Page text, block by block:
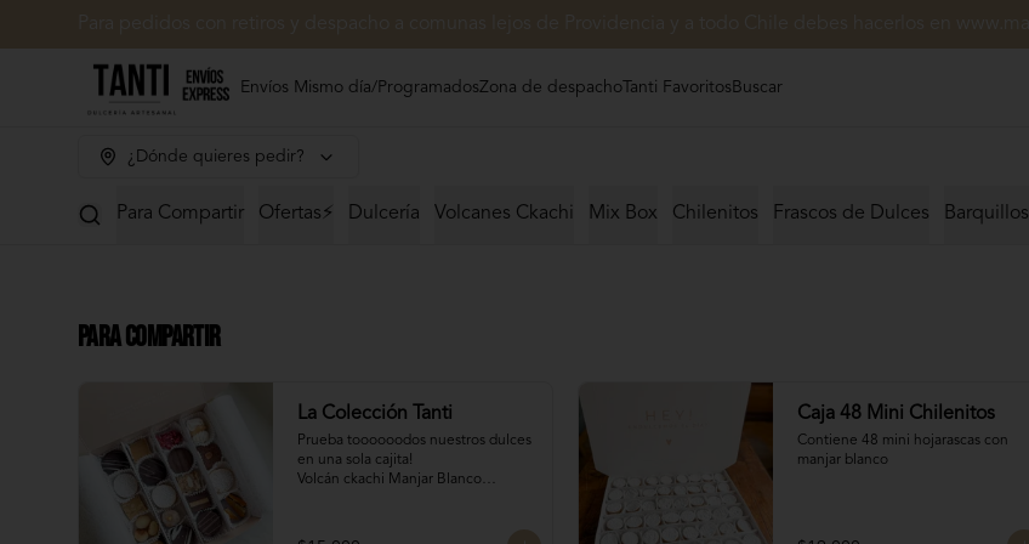
Envíos Mismo día/ProgramadosZona de despacho Tanti Favoritos Buscar
¿Dónde quieres pedir?
Para Compartir Ofertas⚡ Dulcería Volcanes Ckachi Mix Box Chilenitos Frascos de Dulces Barquillos
Para Compartir
La Colección Tanti
Prueba toooooodos nuestros dulces
en una sola cajita!
Volcán ckachi Manjar Blanco
manjar Tanti?
Caja 48 Mini Chilenitos
Contiene 48 mini hojarascas con
manjar blanco